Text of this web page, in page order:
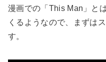
漫画での「This Man」と
くるようなので、まずは
す。